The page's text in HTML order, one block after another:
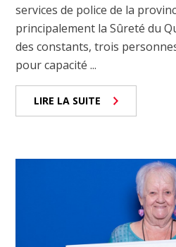
services de police de la
principalement la Sûreté du
des constants, trois
pour capacité ...
LIRE LA SUITE